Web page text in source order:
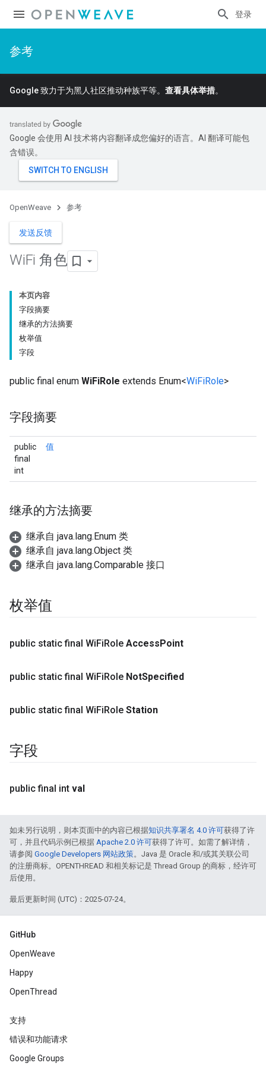
登录
参考
Google 致力于为黑人社区推动种族平等。 查看具体举措。
Google 会使用 AI 技术将内容翻译成您偏好的语言。AI 翻译可能包
含错误。
OpenWeave 参考
发送反馈
WiFi 角色
本页内容
字段摘要
继承的方法摘要
枚举值
字段
public final enum WiFiRole extends Enum<WiFiRole>
字段摘要
public
final
int
值
继承的方法摘要
继承自 java.lang.Enum 类
继承自 java.lang.Object 类
继承自 java.lang.Comparable 接口
枚举值
public static final WiFiRole AccessPoint
public static final WiFiRole NotSpecified
public static final WiFiRole Station
字段
public final int val
如未另行说明，则本页面中的内容已根据知识共享署名 4.0 许可获得了许
可，并且代码示例已根据 Apache 2.0 许可获得了许可。如需了解详情，
请参阅 Google Developers 网站政策。Java 是 Oracle 和/或其关联公司
的注册商标。OPENTHREAD 和相关标记是 Thread Group 的商标，经许可
后使用。
最后更新时间 (UTC)：2025-07-24。
GitHub
OpenWeave
Happy
OpenThread
支持
错误和功能请求
Google Groups